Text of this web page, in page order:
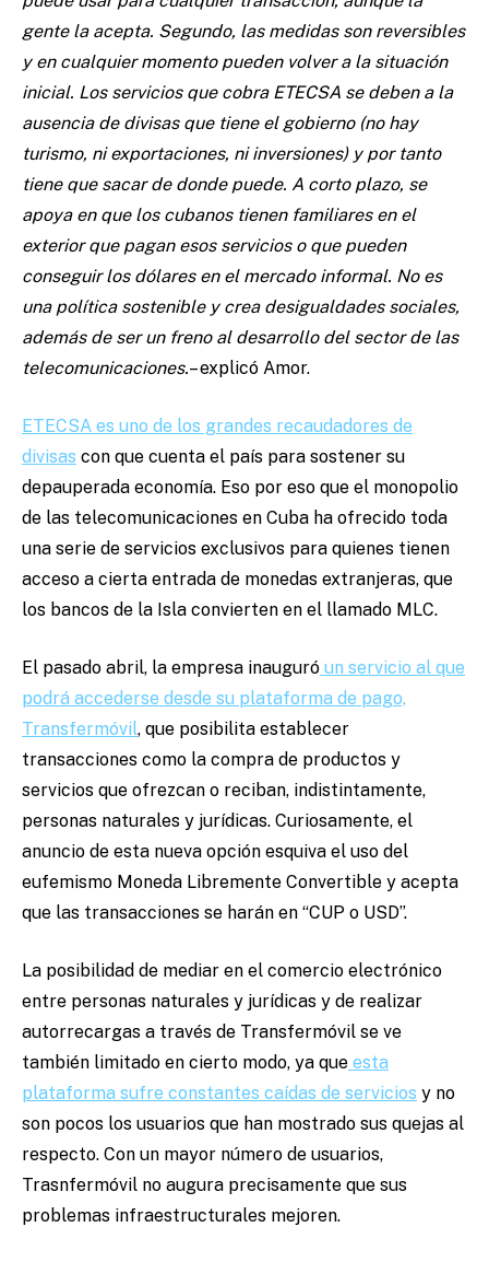
gente la acepta. Segundo, las medidas son reversibles
y en cualquier momento pueden volver a la situación
inicial. Los servicios que cobra ETECSA se deben a la
ausencia de divisas que tiene el gobierno (no hay
turismo, ni exportaciones, ni inversiones) y por tanto
tiene que sacar de donde puede. A corto plazo, se
apoya en que los cubanos tienen familiares en el
exterior que pagan esos servicios o que pueden
conseguir los dólares en el mercado informal. No es
una política sostenible y crea desigualdades sociales,
además de ser un freno al desarrollo del sector de las
telecomunicaciones.– explicó Amor.
ETECSA es uno de los grandes recaudadores de
divisas con que cuenta el país para sostener su
depauperada economía. Eso por eso que el monopolio
de las telecomunicaciones en Cuba ha ofrecido toda
una serie de servicios exclusivos para quienes tienen
acceso a cierta entrada de monedas extranjeras, que
los bancos de la Isla convierten en el llamado MLC.
El pasado abril, la empresa inauguró un servicio al que
podrá accederse desde su plataforma de pago,
Transfermóvil, que posibilita establecer
transacciones como la compra de productos y
servicios que ofrezcan o reciban, indistintamente,
personas naturales y jurídicas. Curiosamente, el
anuncio de esta nueva opción esquiva el uso del
eufemismo Moneda Libremente Convertible y acepta
que las transacciones se harán en “CUP o USD”.
La posibilidad de mediar en el comercio electrónico
entre personas naturales y jurídicas y de realizar
autorrecargas a través de Transfermóvil se ve
también limitado en cierto modo, ya que esta
plataforma sufre constantes caídas de servicios y no
son pocos los usuarios que han mostrado sus quejas al
respecto. Con un mayor número de usuarios,
Trasnfermóvil no augura precisamente que sus
problemas infraestructurales mejoren.